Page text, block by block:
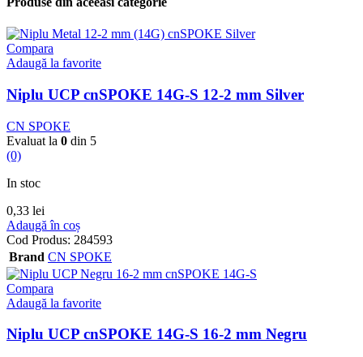
Compara
Adaugă la favorite
Niplu UCP cnSPOKE 14G-S 12-2 mm Silver
CN SPOKE
Evaluat la 0 din 5
(0)
In stoc
0,33 lei
Adaugă în coș
Cod Produs: 284593
Brand CN SPOKE
Compara
Adaugă la favorite
Niplu UCP cnSPOKE 14G-S 16-2 mm Negru